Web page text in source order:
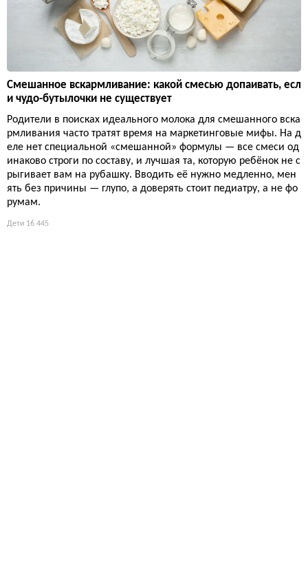
Смешанное вскармливание: какой смесью допаивать, есл
и чудо-бутылочки не существует
Родители в поисках идеального молока для смешанного вска
рмливания часто тратят время на маркетинговые мифы. На д
еле нет специальной «смешанной» формулы — все смеси од
инаково строги по составу, и лучшая та, которую ребёнок не с
рыгивает вам на рубашку. Вводить её нужно медленно, мен
ять без причины — глупо, а доверять стоит педиатру, а не фо
румам.
Дети 16 445